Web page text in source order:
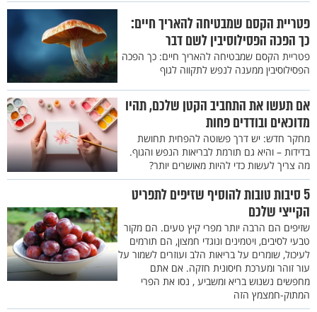
פטריית הקסם שמבטיחה להאריך חיים:
כך הפכה הפסילוסיבין לשם דבר
פטריית הקסם שמבטיחה להאריך חיים: כך הפכה
הפסילוסיבין ממענה לנפש לתקווה לגוף
אם תעשו את התחביב הקטן שלכם, תהיו
מדוכאים ובודדים פחות
מחקר חדש: יש דרך פשוטה להפחית תחושת
בדידות – והיא גם תורמת לבריאות הנפש והגוף.
מה צריך לעשות כדי להיות מאושרים יותר?
5 סיבות טובות להוסיף שזיפים לתפריט
הקייצי שלכם
שזיפים הם הרבה יותר מפרי קיץ טעים. הם מקור
טבעי לסיבים, ויטמינים ונוגדי חמצון, הם תורמים
לעיכול, שומרים על בריאות הלב ועוזרים לשמור על
עור זוהר ומערכת חיסונית חזקה. אם אתם
מחפשים נשנוש בריא ומשביע , נסו את הפרי
המתוק-חמצמץ הזה